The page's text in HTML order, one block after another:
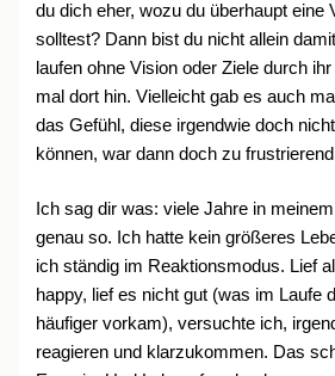
du dich eher, wozu du überhaupt eine
solltest? Dann bist du nicht allein
laufen ohne Vision oder Ziele durch
mal dort hin. Vielleicht gab es auch
das Gefühl, diese irgendwie doch
können, war dann doch zu
Ich sag dir was: viele Jahre in
genau so. Ich hatte kein größeres
ich ständig im Reaktionsmodus. Lief
happy, lief es nicht gut (was im Laufe
häufiger vorkam), versuchte ich,
reagieren und klarzukommen. Das